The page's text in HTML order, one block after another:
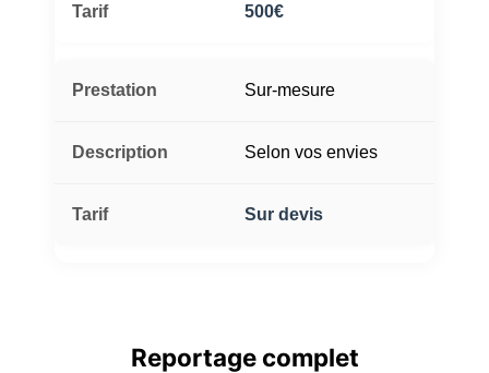
500€
Sur-mesure
Selon vos envies
Sur devis
Reportage complet